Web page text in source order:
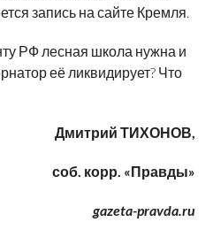
запись на сайте Кремля.
РФ лесная школа нужна и
её ликвидирует? Что
Дмитрий ТИХОНОВ,
соб. корр. «Правды»
gazeta-pravda.ru